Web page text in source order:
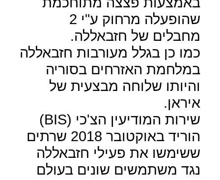
שהופעלה מרחוק ע"י 2
מחבלים של חזבאללה.
כמו כן בגלל מעורבות חזבאללה
במלחמת האזרחים בסוריה
והיותו שלוחה מבצעית של
איראן.
שירות המודיעין הצ'כי (BIS
)
הוריד באוקטובר 2018 שרתים
ששימשו את פעילי חזבאללה
נגד משתמשים שונים בעולם